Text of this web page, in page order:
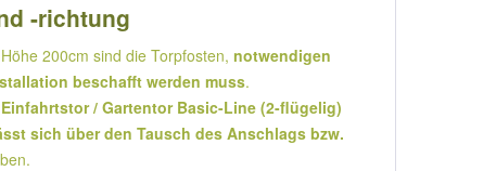
-richtung
200cm sind die Torpfosten, notwendigen
beschafft werden muss.
/ Gartentor Basic-Line (2-flügelig)
sich über den Tausch des Anschlags bzw.